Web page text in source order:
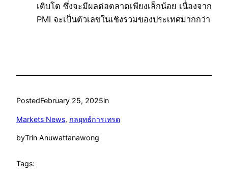
เติบโต ซึ่งจะมีผลต่อตลาดเพียงเล็กน้อย เนื่องจาก
PMI จะเป็นตัวเลขในเชิงรวมของประเทศมากกว่า
PostedFebruary 25, 2025in
Markets News, กลยุทธ์การเทรด
byTrin Anuwattanawong
Tags: